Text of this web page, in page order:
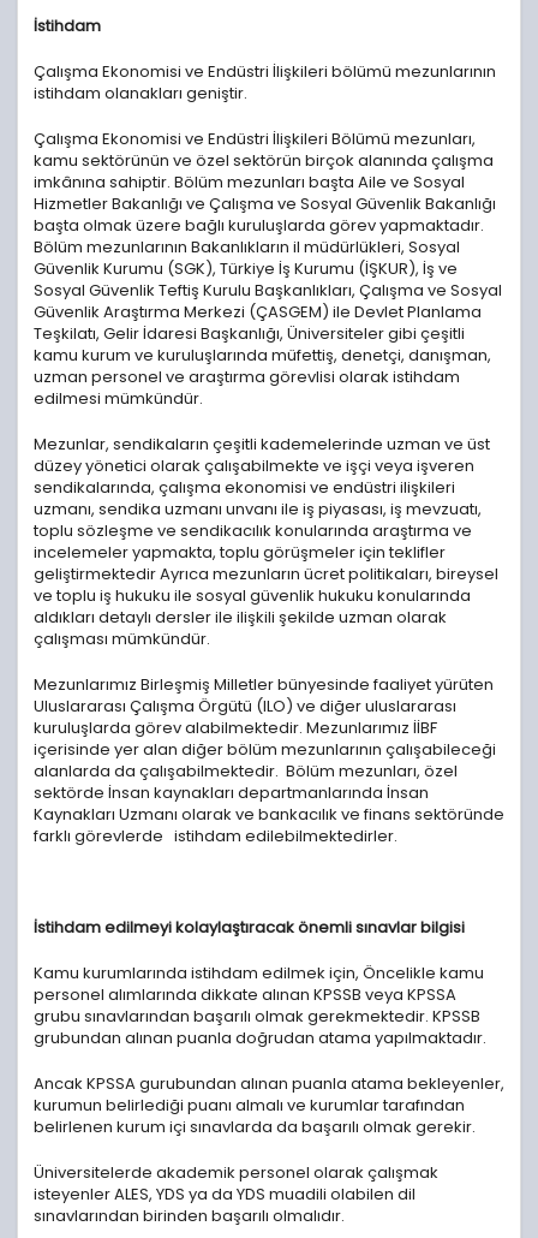
İstihdam
Çalışma Ekonomisi ve Endüstri İlişkileri bölümü mezunlarının
istihdam olanakları geniştir.
Çalışma Ekonomisi ve Endüstri İlişkileri Bölümü mezunları,
kamu sektörünün ve özel sektörün birçok alanında çalışma
imkânına sahiptir. Bölüm mezunları başta Aile ve Sosyal
Hizmetler Bakanlığı ve Çalışma ve Sosyal Güvenlik Bakanlığı
başta olmak üzere bağlı kuruluşlarda görev yapmaktadır.
Bölüm mezunlarının Bakanlıkların il müdürlükleri, Sosyal
Güvenlik Kurumu (SGK), Türkiye İş Kurumu (İŞKUR), İş ve
Sosyal Güvenlik Teftiş Kurulu Başkanlıkları, Çalışma ve Sosyal
Güvenlik Araştırma Merkezi (ÇASGEM) ile Devlet Planlama
Teşkilatı, Gelir İdaresi Başkanlığı, Üniversiteler gibi çeşitli
kamu kurum ve kuruluşlarında müfettiş, denetçi, danışman,
uzman personel ve araştırma görevlisi olarak istihdam
edilmesi mümkündür.
Mezunlar, sendikaların çeşitli kademelerinde uzman ve üst
düzey yönetici olarak çalışabilmekte ve işçi veya işveren
sendikalarında, çalışma ekonomisi ve endüstri ilişkileri
uzmanı, sendika uzmanı unvanı ile iş piyasası, iş mevzuatı,
toplu sözleşme ve sendikacılık konularında araştırma ve
incelemeler yapmakta, toplu görüşmeler için teklifler
geliştirmektedir Ayrıca mezunların ücret politikaları, bireysel
ve toplu iş hukuku ile sosyal güvenlik hukuku konularında
aldıkları detaylı dersler ile ilişkili şekilde uzman olarak
çalışması mümkündür.
Mezunlarımız Birleşmiş Milletler bünyesinde faaliyet yürüten
Uluslararası Çalışma Örgütü (ILO) ve diğer uluslararası
kuruluşlarda görev alabilmektedir. Mezunlarımız İİBF
içerisinde yer alan diğer bölüm mezunlarının çalışabileceği
alanlarda da çalışabilmektedir. Bölüm mezunları, özel
sektörde İnsan kaynakları departmanlarında İnsan
Kaynakları Uzmanı olarak ve bankacılık ve finans sektöründe
farklı görevlerde istihdam edilebilmektedirler.
İstihdam edilmeyi kolaylaştıracak önemli sınavlar bilgisi
Kamu kurumlarında istihdam edilmek için, Öncelikle kamu
personel alımlarında dikkate alınan KPSSB veya KPSSA
grubu sınavlarından başarılı olmak gerekmektedir. KPSSB
grubundan alınan puanla doğrudan atama yapılmaktadır.
Ancak KPSSA gurubundan alınan puanla atama bekleyenler,
kurumun belirlediği puanı almalı ve kurumlar tarafından
belirlenen kurum içi sınavlarda da başarılı olmak gerekir.
Üniversitelerde akademik personel olarak çalışmak
isteyenler ALES, YDS ya da YDS muadili olabilen dil
sınavlarından birinden başarılı olmalıdır.